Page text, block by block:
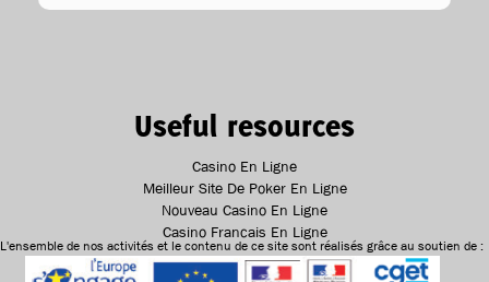
Useful resources
Casino En Ligne
Meilleur Site De Poker En Ligne
Nouveau Casino En Ligne
Casino Francais En Ligne
L'ensemble de nos activités et le contenu de ce site sont réalisés grâce au soutien de :